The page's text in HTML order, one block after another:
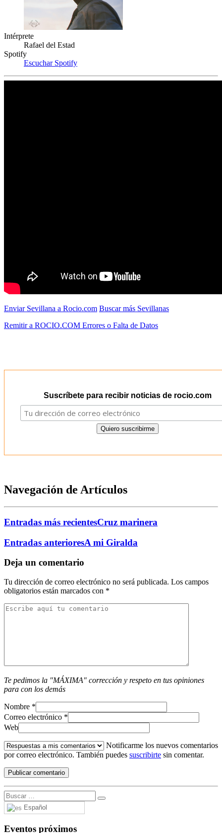
Intérprete
Rafael del Estad
Spotify
Escuchar Spotify
Enviar Sevillana a Rocio.com Buscar más Sevillanas
Remitir a ROCIO.COM Errores o Falta de Datos
Suscríbete para recibir noticias de rocio.com
Navegación de Artículos
Entradas más recientesCruz marinera
Entradas anterioresA mi Giralda
Deja un comentario
Tu dirección de correo electrónico no será publicada. Los campos
obligatorios están marcados con *
Te pedimos la "MÁXIMA" corrección y respeto en tus opiniones
para con los demás
Nombre *
Correo electrónico *
Web
Notificarme los nuevos comentarios
por correo electrónico. También puedes suscribirte sin comentar.
Español
Eventos próximos